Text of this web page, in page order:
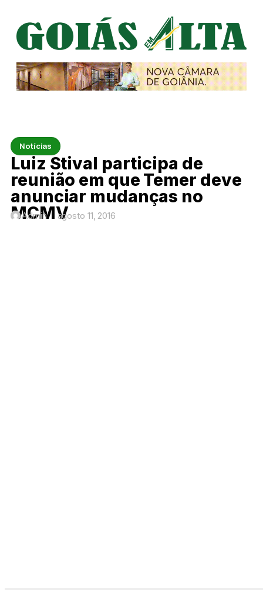
Notícias
Luiz Stival participa de
reunião em que Temer deve
anunciar mudanças no
MCMV
Admin agosto 11, 2016